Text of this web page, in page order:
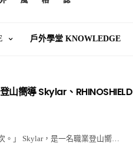
戶外學堂 KNOWLEDGE
山嚮導 Skylar、RHINOSHIELD
。」 Skylar，是一名職業登山嚮…